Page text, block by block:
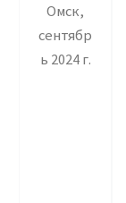
Омск,
сентябр
ь 2024 г.